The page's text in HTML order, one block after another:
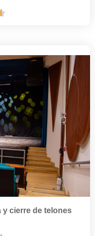
cierre de telones